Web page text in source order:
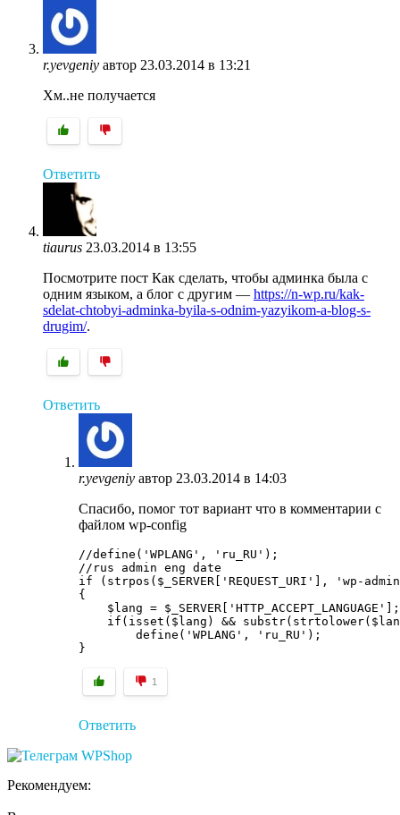
r.yevgeniy автор 23.03.2014 в 13:21
Хм..не получается
Ответить
tiaurus 23.03.2014 в 13:55
Посмотрите пост Как сделать, чтобы админка была с
одним языком, а блог с другим — https://n-wp.ru/kak-
sdelat-chtobyi-adminka-byila-s-odnim-yazyikom-a-blog-s-
drugim/.
Ответить
r.yevgeniy автор 23.03.2014 в 14:03
Спасибо, помог тот вариант что в комментарии с
файлом wp-config
//define('WPLANG', 'ru_RU');
//rus admin eng date
if (strpos($_SERVER['REQUEST_URI'], 'wp-
{
    $lang = $_SERVER['HTTP_ACCEPT_LANGUAGE'];
if(isset($lang) &&
        define('WPLANG', 'ru_RU');
}
1
Ответить
Рекомендуем: